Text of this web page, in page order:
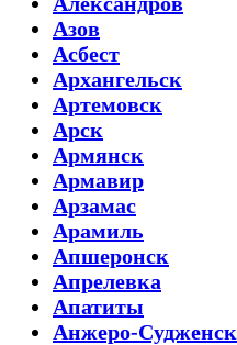
Азов
Асбест
Архангельск
Артемовск
Арск
Армянск
Армавир
Арзамас
Арамиль
Апшеронск
Апрелевка
Апатиты
Анжеро-Судженск